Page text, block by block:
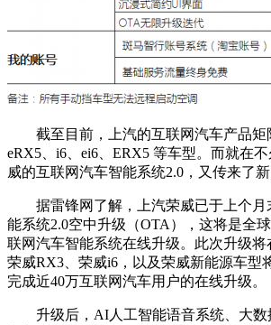
截至目前，上汽的互联网汽车产品矩
eRX5、i6、ei6、ERX5 等车型。而就在
威的互联网汽车智能系统2.0，又传来了新
据雷锋网了解，上汽荣威已于上个月
能系统2.0空中升级（OTA），这将是全
联网汽车智能系统在线升级。此次升级将
荣威RX3、荣威i6，以及荣威新能源车型
完成近40万互联网汽车用户的在线升级。
升级后，AI人工智能语音系统、大数